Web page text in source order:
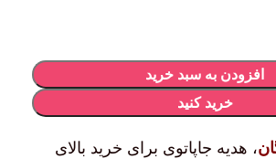
افزودن به سبد خرید
خرید کنید
، هدیه جاپاتوی برای خرید بالای